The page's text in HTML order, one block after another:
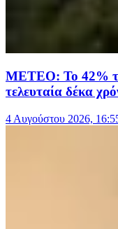
ΜΕΤΕΟ: Το 42%
τελευταία δέκα
4 Αυγούστου 2026,